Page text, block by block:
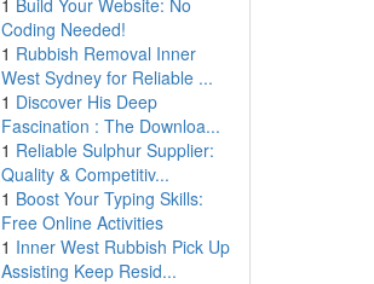
1 Build Your Website: No
Coding Needed!
1 Rubbish Removal Inner
West Sydney for Reliable ...
1 Discover His Deep
Fascination : The Downloa...
1 Reliable Sulphur Supplier:
Quality & Competitiv...
1 Boost Your Typing Skills:
Free Online Activities
1 Inner West Rubbish Pick Up
Assisting Keep Resid...